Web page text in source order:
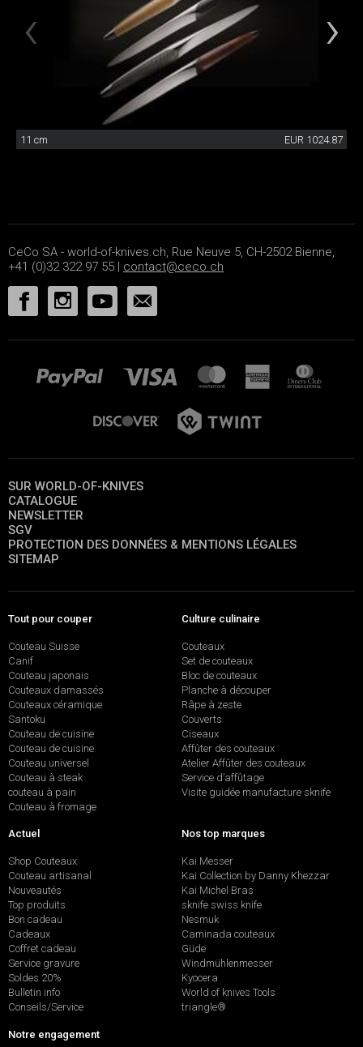
11 cm EUR 1024.87
CeCo SA - world-of-knives.ch, Rue Neuve 5, CH-2502 Bienne,
+41 (0)32 322 97 55 | contact@ceco.ch
SUR WORLD-OF-KNIVES
CATALOGUE
NEWSLETTER
SGV
PROTECTION DES DONNÉES & MENTIONS LÉGALES
SITEMAP
Tout pour couper
Couteau Suisse
Canif
Couteau japonais
Couteaux damassés
Couteaux céramique
Santoku
Couteau de cuisine
Couteau de cuisine
Couteau universel
Couteau à steak
couteau à pain
Couteau à fromage
Culture culinaire
Couteaux
Set de couteaux
Bloc de couteaux
Planche à découper
Râpe à zeste
Couverts
Ciseaux
Affûter des couteaux
Atelier Affûter des couteaux
Service d’affûtage
Visite guidée manufacture sknife
Actuel
Shop Couteaux
Couteau artisanal
Nouveautés
Top produits
Bon cadeau
Cadeaux
Coffret cadeau
Service gravure
Soldes 20%
Bulletin info
Conseils/Service
Nos top marques
Kai Messer
Kai Collection by Danny Khezzar
Kai Michel Bras
sknife swiss knife
Nesmuk
Caminada couteaux
Güde
Windmühlenmesser
Kyocera
World of knives Tools
triangle®
Notre engagement